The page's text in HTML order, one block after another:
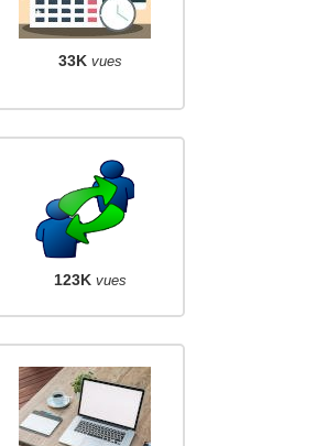
33K vues
123K vues